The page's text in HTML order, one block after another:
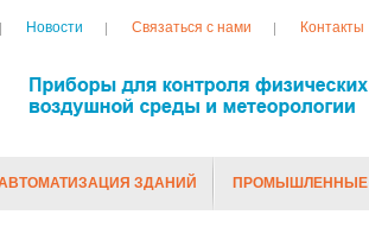
Новости Связаться с нами Контакты
ЗДАНИЙ ПРОМЫШЛЕННЫЕ